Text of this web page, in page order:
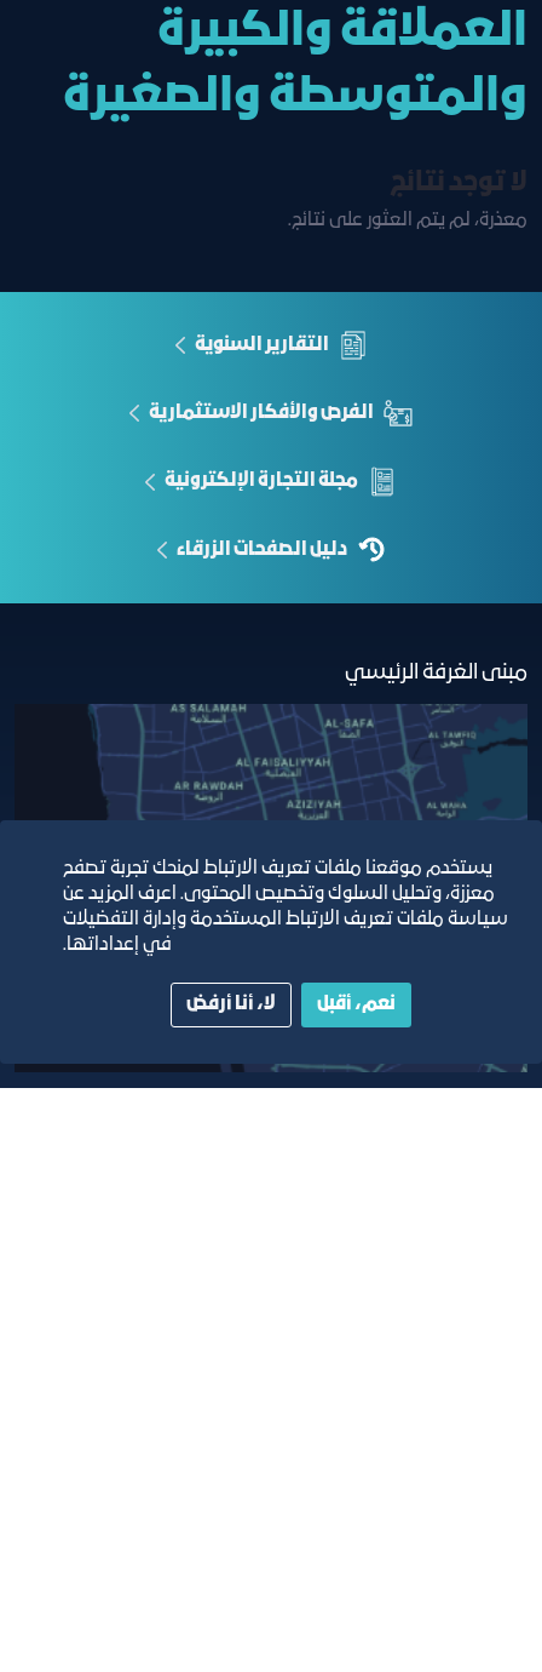
العملاقة والكبيرة
والمتوسطة والصغيرة
لا توجد نتائج
معذرة، لم يتم العثور على نتائج.
التقارير السنوية
الفرص والأفكار الاستثمارية
مجلة التجارة الإلكترونية
دليل الصفحات الزرقاء
مبنى الغرفة الرئيسي
يستخدم موقعنا ملفات تعريف الارتباط لمنحك تجربة تصفح
معززة، وتحليل السلوك وتخصيص المحتوى. اعرف المزيد عن
سياسة ملفات تعريف الارتباط المستخدمة وإدارة التفضيلات
في إعداداتها.
نعم، أقبل لا، أنا أرفض